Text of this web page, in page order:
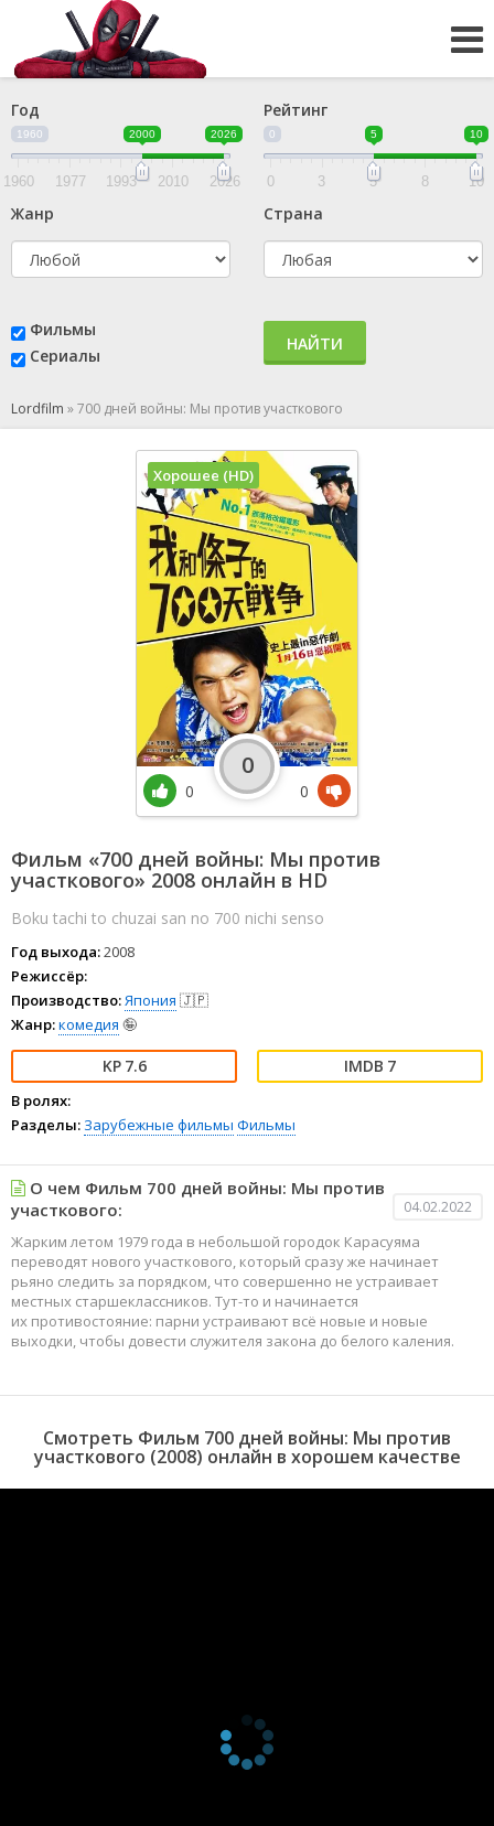
Год
1960 2000 2026
1960 1977 1993 2010 2026
Рейтинг
0 5 10
0 3 5 8 10
Жанр Страна
Фильмы
Сериалы
НАЙТИ
Lordfilm »700 дней войны: Мы против участкового
Фильм «700 дней войны: Мы против
участкового» 2008 онлайн в HD
Boku tachi to chuzai san no 700 nichi senso
Год выхода:2008
Режиссёр:
Производство:Япония 🇯🇵
Жанр:комедия 🤪
7.6 7
В ролях:
Разделы: Зарубежные фильмы Фильмы
Хорошее (HD)
0
0
0
О чем Фильм 700 дней войны: Мы против
участкового:
04.02.2022
Жарким летом 1979 года в небольшой городок Карасуяма
переводят нового участкового, который сразу же начинает
рьяно следить за порядком, что совершенно не устраивает
местных старшеклассников. Тут-то и начинается
их противостояние: парни устраивают всё новые и новые
выходки, чтобы довести служителя закона до белого каления.
Смотреть Фильм 700 дней войны: Мы против
участкового (2008) онлайн в хорошем качестве